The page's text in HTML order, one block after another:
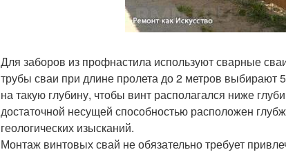
Для заборов из профнастила используют сварные
трубы сваи при длине пролета до 2 метров
на такую глубину, чтобы винт располагался ниже
достаточной несущей способностью расположен
геологических изысканий.
Монтаж винтовых свай не обязательно требует